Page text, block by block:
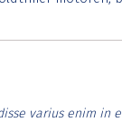
varius enim in